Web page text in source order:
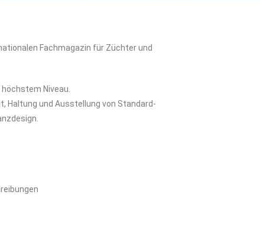
Fachmagazin für Züchter und
Niveau.
Haltung und Ausstellung von Standard-